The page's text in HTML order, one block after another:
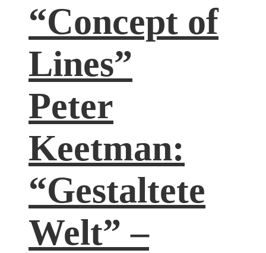
“Concept of
Lines”
Peter
Keetman:
“Gestaltete
Welt” –